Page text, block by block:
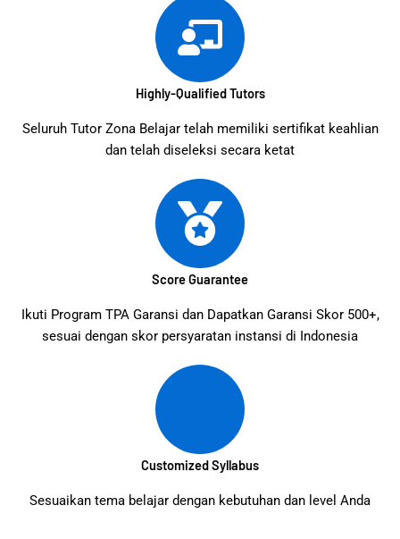
Highly-Qualified Tutors
Seluruh Tutor Zona Belajar telah memiliki sertifikat keahlian
dan telah diseleksi secara ketat
Score Guarantee
Ikuti Program TPA Garansi dan Dapatkan Garansi Skor 500+,
sesuai dengan skor persyaratan instansi di Indonesia
Customized Syllabus
Sesuaikan tema belajar dengan kebutuhan dan level Anda